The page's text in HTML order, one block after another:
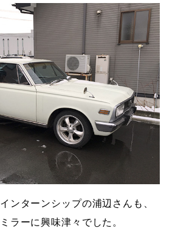
ンターンシップの浦辺さんも、
ラーに興味津々でした。